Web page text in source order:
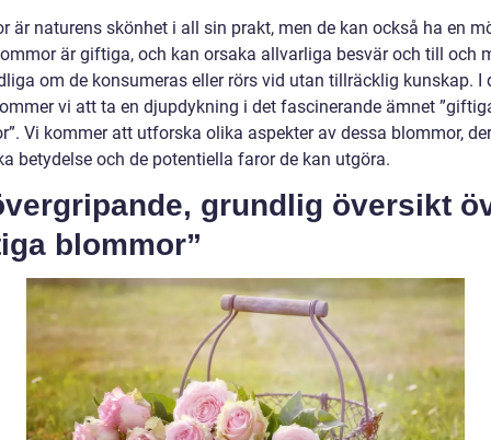
är naturens skönhet i all sin prakt, men de kan också ha en
är giftiga, och kan orsaka allvarliga besvär och till och
om de konsumeras eller rörs vid utan tillräcklig kunskap. I
vi att ta en djupdykning i det fascinerande ämnet
Vi kommer att utforska olika aspekter av dessa blommor,
betydelse och de potentiella faror de kan utgöra.
grundlig översikt
blommor”